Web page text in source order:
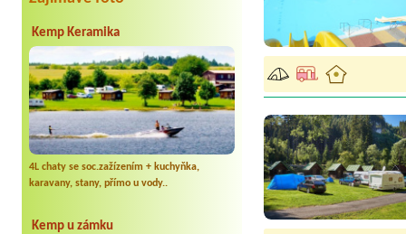
Byli jsme zde s dětmi na 5 nocí,
výborné vybavení kempu, čisto všude.
Výborná káva, mošt i víno a další.Milí
hostitelé, vždy usměvaví a ochotní,
umístění kempu blízko všem zážitkům
ať turistickým,tak vodním. V
docházkové blízkosti kempu vodní
nádrž, restaurace a bazénem,
autobusová zastávka, obchod a další.
Děkujeme, bylo to úžasné.
Kateřina+ Květoslav+ Jana+ Zdeněk
dny a letos celý týden. Krásný, klidný
Kemp Keramika
4L chaty se soc.zažízením + kuchyňka,
karavany, stany, přímo u vody..
Kemp u zámku